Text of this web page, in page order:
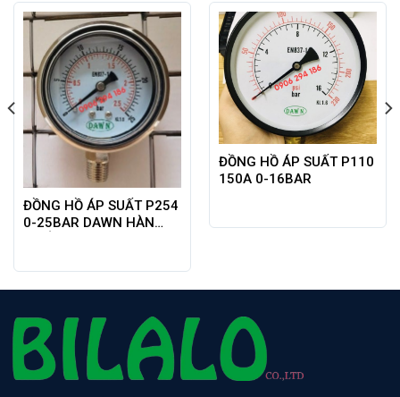
ĐỒNG HỒ ÁP SUẤT P254
0-25BAR DAWN HÀN
ĐỒNG HỒ ÁP SUẤT P110
150A 0-16BAR